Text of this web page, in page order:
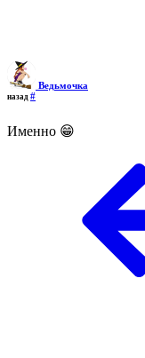
Ведьмочка
назад #
Именно 😁